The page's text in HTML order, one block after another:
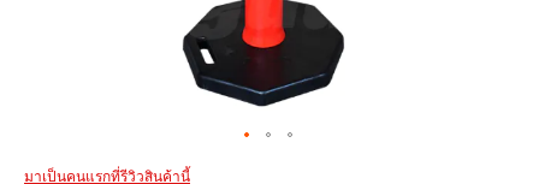
มาเป็นคนแรกที่รีวิวสินค้านี้